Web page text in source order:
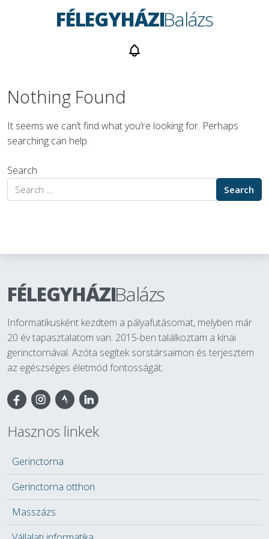
Nothing Found
It seems we can’t find what you’re looking for. Perhaps
searching can help.
Search
FÉLEGYHÁZIBalázs
Informatikusként kezdtem a pályafutásomat, melyben már
20 év tapasztalatom van. 2015-ben találkoztam a kínai
gerinctornával. Azóta segítek sorstársaimon és terjesztem
az egészséges életmód fontosságát.
Facebook
Hasznos linkek
Gerinctorna
Gerinctorna otthon
Masszázs
FÉLEGYHÁZIBalázs